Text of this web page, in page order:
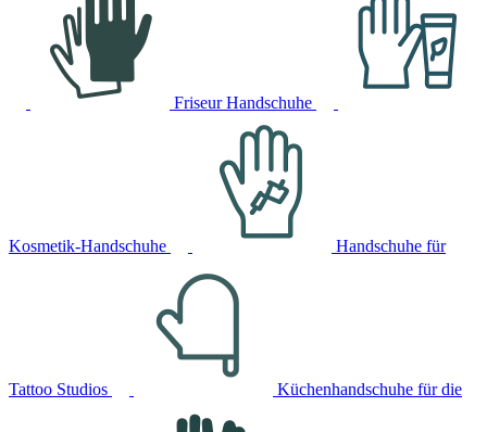
Friseur Handschuhe
Kosmetik-Handschuhe Handschuhe für
Tattoo Studios Küchenhandschuhe für die